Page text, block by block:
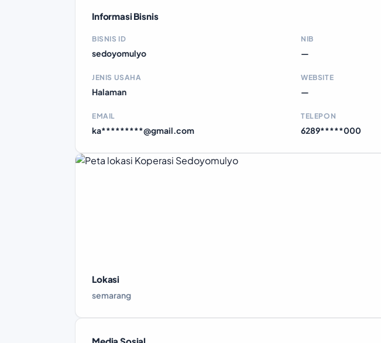
Informasi Bisnis
BISNIS ID
sedoyomulyo
NIB
—
JENIS USAHA
Halaman
WEBSITE
—
EMAIL
ka*********@gmail.com
TELEPON
6289*****000
Lokasi
semarang